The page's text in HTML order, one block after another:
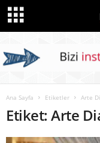
Ana Sayfa Etiketler Arte
Etiket: Arte